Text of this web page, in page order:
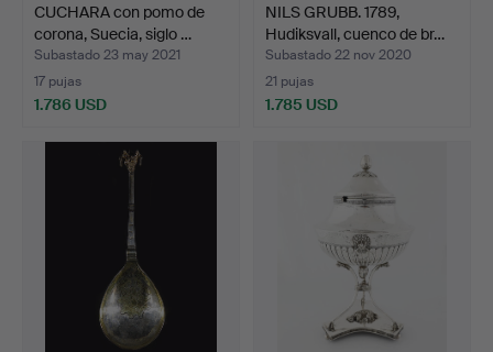
CUCHARA con pomo de
corona, Suecia, siglo …
Subastado 23 may 2021
17 pujas
1.786 USD
NILS GRUBB. 1789,
Hudiksvall, cuenco de br…
Subastado 22 nov 2020
21 pujas
1.785 USD